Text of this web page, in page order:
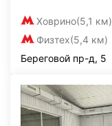
Ховрино(5,1 км)
Физтех(5,4 км)
Береговой пр-д, 5